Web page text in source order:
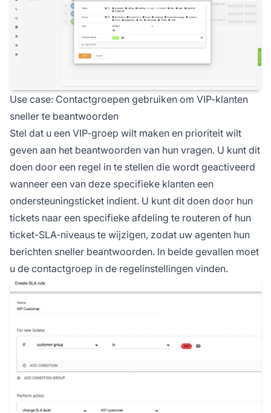
Use case: Contactgroepen gebruiken om VIP-klanten
sneller te beantwoorden
Stel dat u een VIP-groep wilt maken en prioriteit wilt
geven aan het beantwoorden van hun vragen. U kunt dit
doen door een regel in te stellen die wordt geactiveerd
wanneer een van deze specifieke klanten een
ondersteuningsticket indient. U kunt dit doen door hun
tickets naar een specifieke afdeling te routeren of hun
ticket-SLA-niveaus te wijzigen, zodat uw agenten hun
berichten sneller beantwoorden. In beide gevallen moet
u de contactgroep in de regelinstellingen vinden.